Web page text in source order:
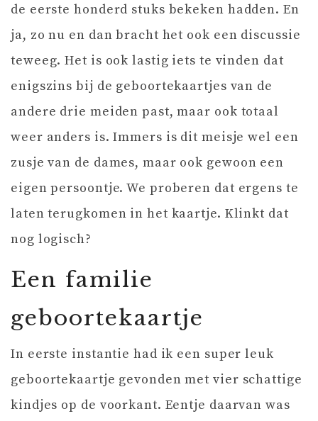
de eerste honderd stuks bekeken hadden. En
ja, zo nu en dan bracht het ook een discussie
teweeg. Het is ook lastig iets te vinden dat
enigszins bij de geboortekaartjes van de
andere drie meiden past, maar ook totaal
weer anders is. Immers is dit meisje wel een
zusje van de dames, maar ook gewoon een
eigen persoontje. We proberen dat ergens te
laten terugkomen in het kaartje. Klinkt dat
nog logisch?
Een familie
geboortekaartje
In eerste instantie had ik een super leuk
geboortekaartje gevonden met vier schattige
kindjes op de voorkant. Eentje daarvan was